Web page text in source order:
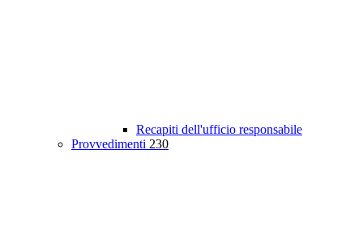
Recapiti dell'ufficio responsabile
Provvedimenti 230